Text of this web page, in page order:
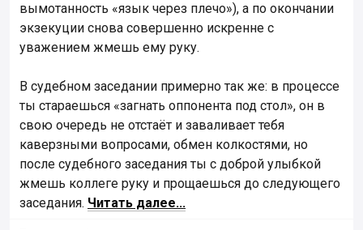
вымотанность «язык через плечо»), а по окончании
экзекуции снова совершенно искренне с
уважением жмешь ему руку.
В судебном заседании примерно так же: в процессе
ты стараешься «загнать оппонента под стол», он в
свою очередь не отстаёт и заваливает тебя
каверзными вопросами, обмен колкостями, но
после судебного заседания ты с доброй улыбкой
жмешь коллеге руку и прощаешься до следующего
заседания. Читать далее...